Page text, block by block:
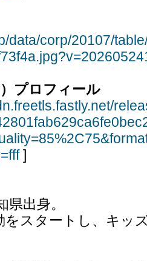
data/corp/20107/
プロフィール
]
出身。
をスタートし、キッ